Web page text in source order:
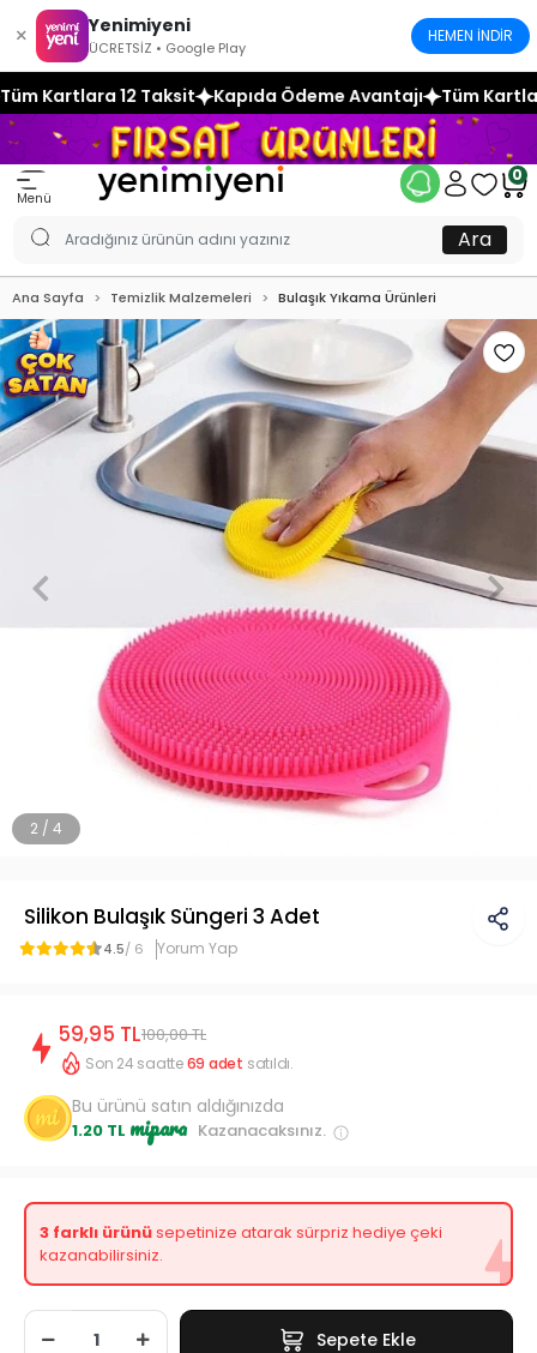
× Yenimiyeni
ÜCRETSİZ • Google Play
HEMEN İNDİR
Kapıda Ödeme Avantajı Tüm Kartlara 12 Taksit
Menü
0
Ara
Ana Sayfa Temizlik Malzemeleri Bulaşık Yıkama Ürünleri
2 / 4
Silikon Bulaşık Süngeri 3 Adet
4.5/ 6 Yorum Yap
59,95 TL100,00 TL
Son 24 saatte69 adet satıldı.
Bu ürünü satın aldığınızda
1.20 TL mipara Kazanacaksınız.
3 farklı ürünüsepetinize atarak sürpriz hediye çeki
kazanabilirsiniz.
Sepete Ekle